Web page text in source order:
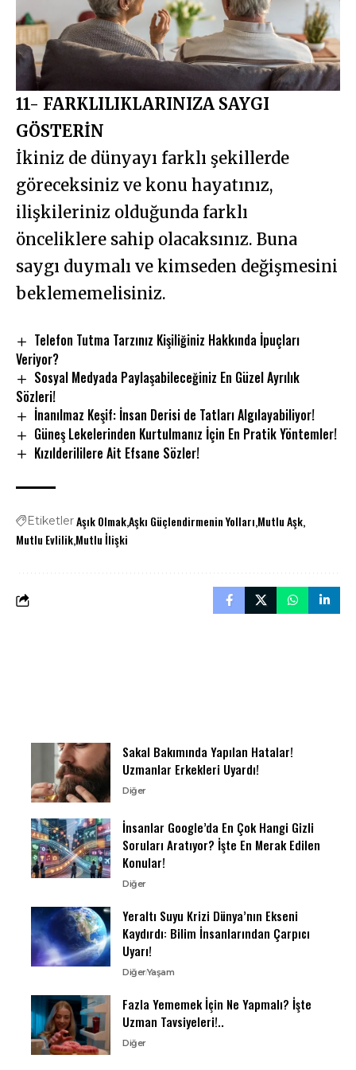
11- FARKLILIKLARINIZA SAYGI
GÖSTERİN
İkiniz de dünyayı farklı şekillerde
göreceksiniz ve konu hayatınız,
ilişkileriniz olduğunda farklı
önceliklere sahip olacaksınız. Buna
saygı duymalı ve kimseden değişmesini
beklememelisiniz.
Telefon Tutma Tarzınız Kişiliğiniz Hakkında İpuçları
Veriyor?
Sosyal Medyada Paylaşabileceğiniz En Güzel Ayrılık
Sözleri!
İnanılmaz Keşif: İnsan Derisi de Tatları Algılayabiliyor!
Güneş Lekelerinden Kurtulmanız İçin En Pratik Yöntemler!
Kızılderililere Ait Efsane Sözler!
EtiketlerAşık OlmakAşkı Güçlendirmenin Yolları Mutlu Aşk
Mutlu EvlilikMutlu İlişki
Sakal Bakımında Yapılan Hatalar!
Uzmanlar Erkekleri Uyardı!
Diğer
İnsanlar Google’da En Çok Hangi Gizli
Soruları Aratıyor? İşte En Merak Edilen
Konular!
Diğer
Yeraltı Suyu Krizi Dünya’nın Ekseni
Kaydırdı: Bilim İnsanlarından Çarpıcı
Uyarı!
DiğerYaşam
Fazla Yememek İçin Ne Yapmalı? İşte
Uzman Tavsiyeleri!..
Diğer